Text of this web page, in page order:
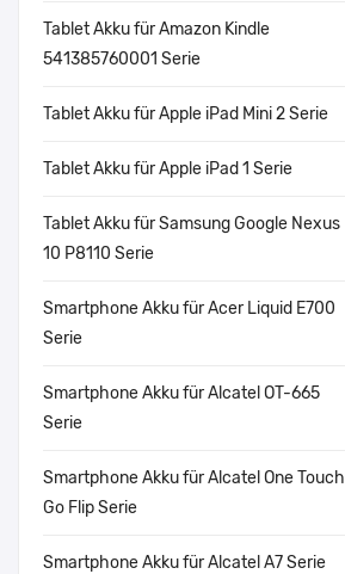
Tablet Akku für Amazon Kindle
541385760001 Serie
Tablet Akku für Apple iPad Mini 2 Serie
Tablet Akku für Apple iPad 1 Serie
Tablet Akku für Samsung Google Nexus
10 P8110 Serie
Smartphone Akku für Acer Liquid E700
Serie
Smartphone Akku für Alcatel OT-665
Serie
Smartphone Akku für Alcatel One Touch
Go Flip Serie
Smartphone Akku für Alcatel A7 Serie